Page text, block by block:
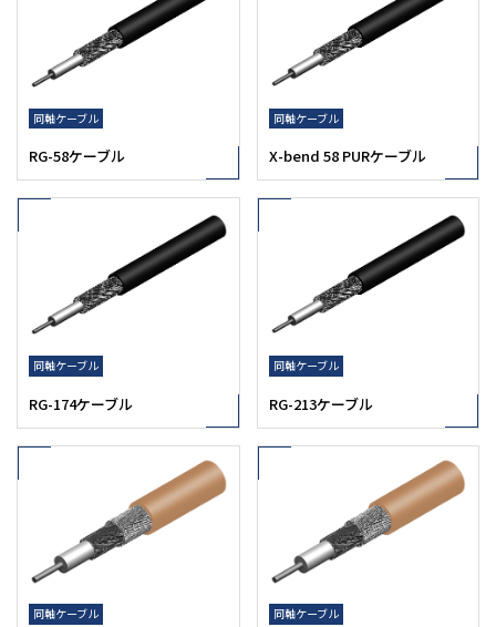
同軸ケーブル
RG-58ケーブル
同軸ケーブル
X-bend 58 PURケーブル
同軸ケーブル
RG-174ケーブル
同軸ケーブル
RG-213ケーブル
同軸ケーブル 同軸ケーブル